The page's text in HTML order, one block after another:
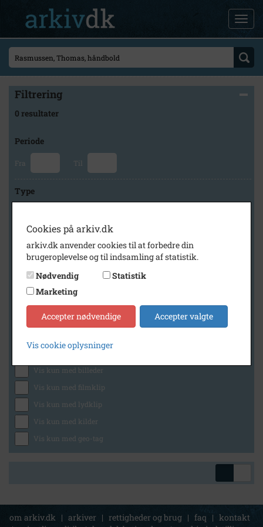
Filtrering
0 resultater
Periode
Fra Til
Type
Arkiv
Stevns Lokalhistoriske Arkiv
Generelt
Vis kun med billeder
Vis kun med filmklip
Vis kun med lydklip
Vis kun med kilder
Vis kun med geo-tag
om arkiv.dk | arkiver | rettigheder og brug | faq | kontakt
Cookies på arkiv.dk
arkiv.dk anvender cookies til at forbedre din
brugeroplevelse og til indsamling af statistik.
Nødvendig
Statistik
Marketing
Accepter nødvendige Accepter valgte
Vis cookie oplysninger